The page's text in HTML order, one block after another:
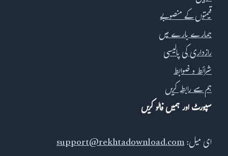
قیمتوں کے منصوبے
ہمارے بارے میں
رازداری کی پالیسی
شرائط و ضوابط
ہم سے رابطہ کریں
سپورٹ اور ہمیں فالو کریں
ای میل:support@rekhtadownload.com